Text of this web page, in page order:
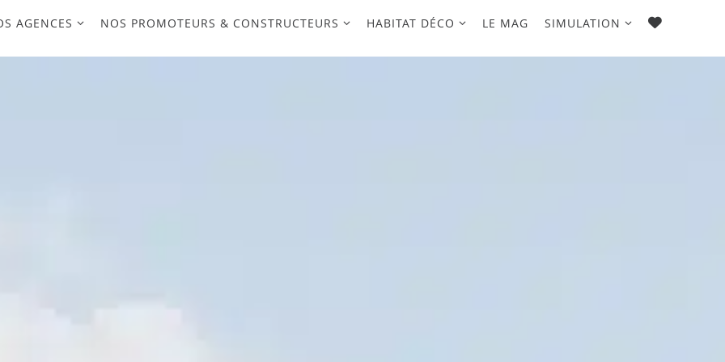
AGENCES NOS PROMOTEURS & CONSTRUCTEURS HABITAT DÉCO LE MAG SIMULATION FAVORIS